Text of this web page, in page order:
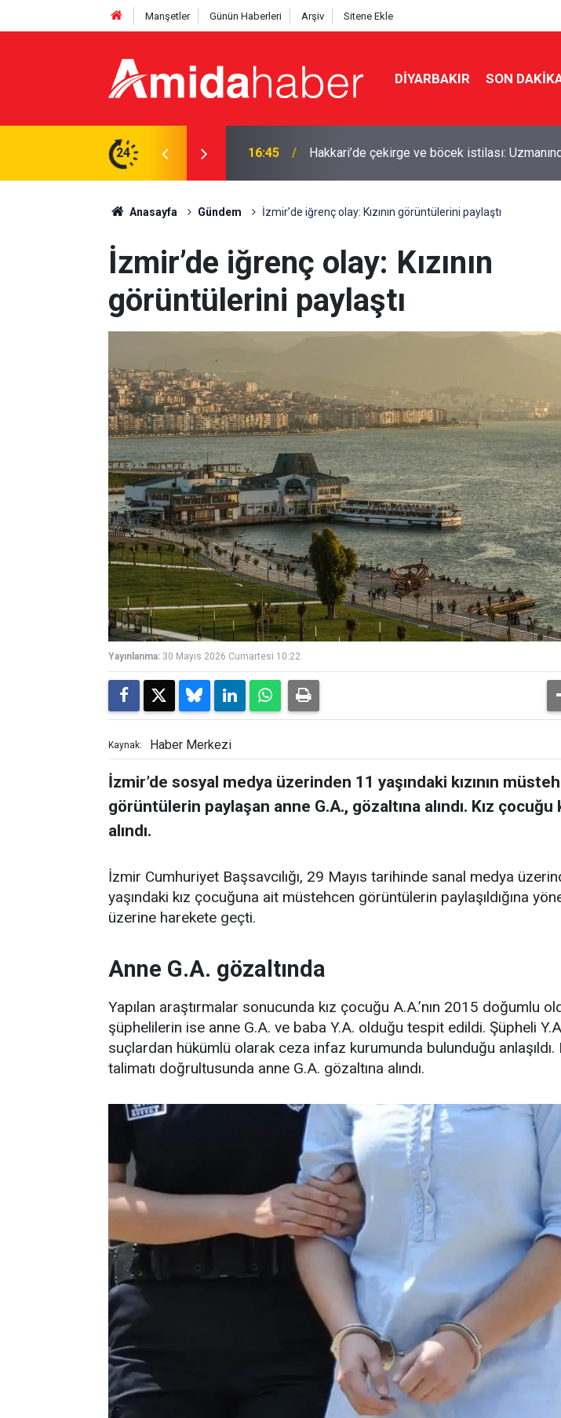
Manşetler Günün Haberleri Arşiv Sitene Ekle
DIYARBAKIR SON
24
Uzmanından uyarı 16:40 Van Gölü’nde sürüklenen 2 kişi kurtarıldı
Anasayfa Gündem İzmir’de iğrenç olay: Kızının görüntülerini paylaştı
İzmir’de iğrenç olay: Kızının
görüntülerini paylaştı
Yayınlanma: 30 Mayıs 2026 Cumartesi 10:22
Kaynak: Haber Merkezi
İzmir’de sosyal medya üzerinden 11 yaşındaki kızının
görüntülerin paylaşan anne G.A., gözaltına alındı. Kız çocuğu
alındı.
İzmir Cumhuriyet Başsavcılığı, 29 Mayıs tarihinde sanal medya
yaşındaki kız çocuğuna ait müstehcen görüntülerin paylaşıldığına
üzerine harekete geçti.
Anne G.A. gözaltında
Yapılan araştırmalar sonucunda kız çocuğu A.A.’nın 2015 doğumlu
şüphelilerin ise anne G.A. ve baba Y.A. olduğu tespit edildi. Şüpheli
suçlardan hükümlü olarak ceza infaz kurumunda bulunduğu anlaşıldı.
talimatı doğrultusunda anne G.A. gözaltına alındı.